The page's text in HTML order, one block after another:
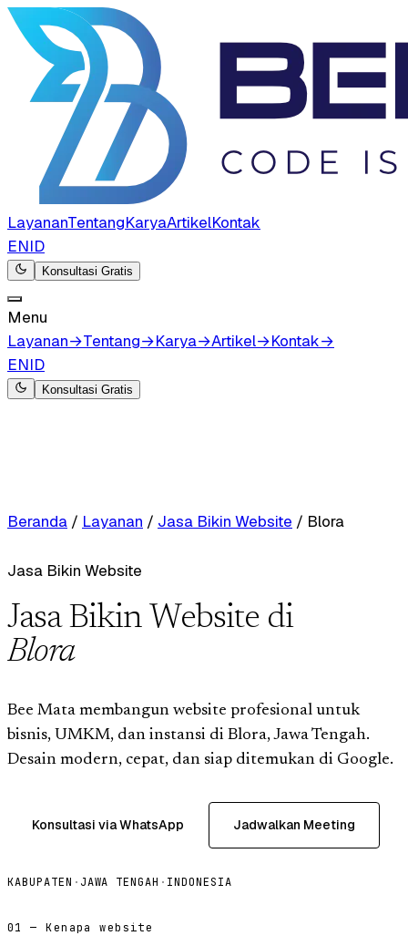
LayananTentangKaryaArtikelKontak
ENID
Konsultasi Gratis
Menu
Layanan→Tentang→Karya→Artikel→Kontak→
ENID
Konsultasi Gratis
Beranda / Layanan / Jasa Bikin Website / Blora
Jasa Bikin Website
Jasa Bikin Website di
Blora
Bee Mata membangun website profesional untuk
bisnis, UMKM, dan instansi di Blora, Jawa Tengah.
Desain modern, cepat, dan siap ditemukan di Google.
Konsultasi via WhatsApp Jadwalkan Meeting
KABUPATEN · JAWA TENGAH · INDONESIA
01 — Kenapa website